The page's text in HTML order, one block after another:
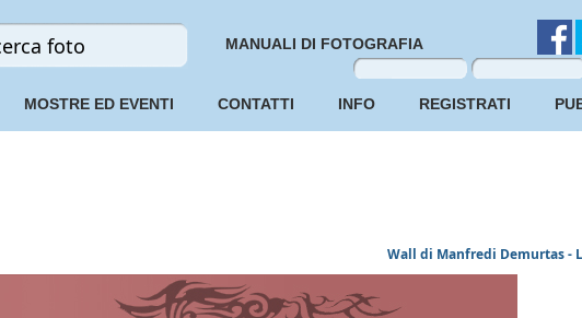
MANUALI DI FOTOGRAFIA
MOSTRE ED EVENTI CONTATTI INFO REGISTRATI
Wall di Manfredi Demurtas -